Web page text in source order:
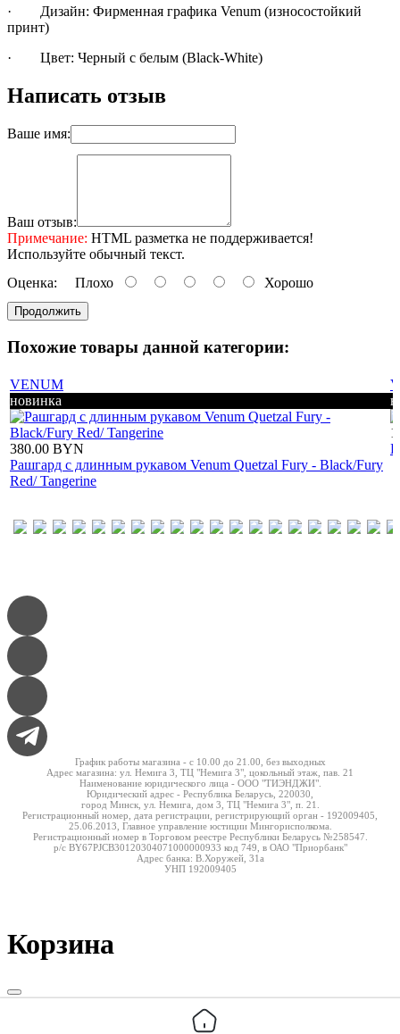
· Дизайн: Фирменная графика Venum (износостойкий
принт)
· Цвет: Черный с белым (Black-White)
Написать отзыв
Ваше имя:
Ваш отзыв:
Примечание: HTML разметка не поддерживается!
Используйте обычный текст.
Оценка: Плохо Хорошо
Продолжить
Похожие товары данной категории:
VENUM
новинка
380.00 BYN
Рашгард с длинным рукавом Venum Quetzal Fury - Black/Fury
Red/ Tangerine
График работы магазина - c 10.00 до 21.00, без выходных
Адрес магазина: ул. Немига 3, ТЦ "Немига 3", цокольный этаж, пав. 21
Наименование юридического лица - ООО "ТИЭНДЖИ".
Юридический адрес - Республика Беларусь, 220030,
город Минск, ул. Немига, дом 3, ТЦ "Немига 3", п. 21.
Регистрационный номер, дата регистрации, регистрирующий орган - 192009405,
25.06.2013, Главное управление юстиции Мингорисполкома.
Регистрационный номер в Торговом реестре Республики Беларусь №258547.
р/с BY67PJCB30120304071000000933 код 749, в ОАО "Приорбанк"
Адрес банка: В.Хоружей, 31а
УНП 192009405
Корзина